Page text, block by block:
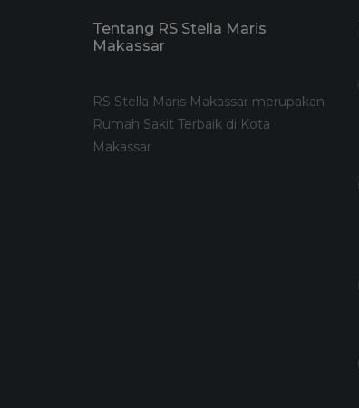
Tentang RS Stella Maris
Makassar
RS Stella Maris Makassar merupakan
Rumah Sakit Terbaik di Kota
Makassar